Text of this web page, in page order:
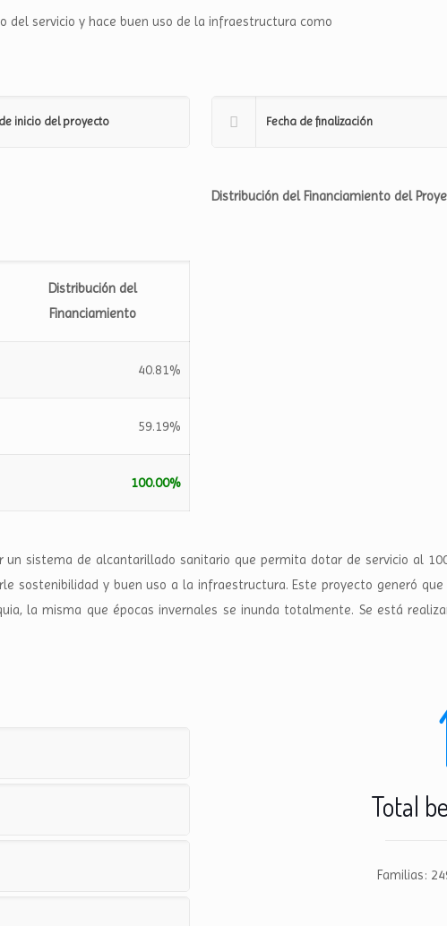
servicio y hace buen uso de la infraestructura como
inicio del proyecto Fecha de finalización
Distribución del
Financiamiento
40.81%
59.19%
100.00%
Distribución del Financiamiento del
un sistema de alcantarillado sanitario que permita dotar de servicio al
sostenibilidad y buen uso a la infraestructura. Este proyecto generó
la misma que épocas invernales se inunda totalmente. Se está
Total
Familias: